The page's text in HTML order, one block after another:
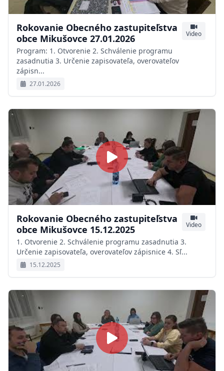
Rokovanie Obecného zastupiteľstva
obce Mikušovce 27.01.2026
Video
Program: 1. Otvorenie 2. Schválenie programu
zasadnutia 3. Určenie zapisovateľa, overovateľov
zápisn...
27.01.2026
Rokovanie Obecného zastupiteľstva
obce Mikušovce 15.12.2025
Video
1. Otvorenie 2. Schválenie programu zasadnutia 3.
Určenie zapisovateľa, overovateľov zápisnice 4. Sľ...
15.12.2025